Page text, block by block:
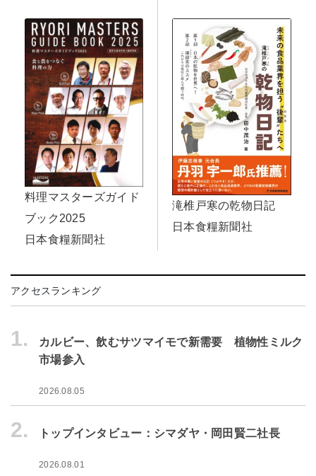
料理マスターズガイド
ブック2025
日本食糧新聞社
滝椎戸寒の乾物日記
日本食糧新聞社
アクセスランキング
1.
カルビー、飲むサツマイモで新需要 植物性ミルク
市場参入
2026.08.05
2. トップインタビュー：シマダヤ・岡田賢二社長
2026.08.01